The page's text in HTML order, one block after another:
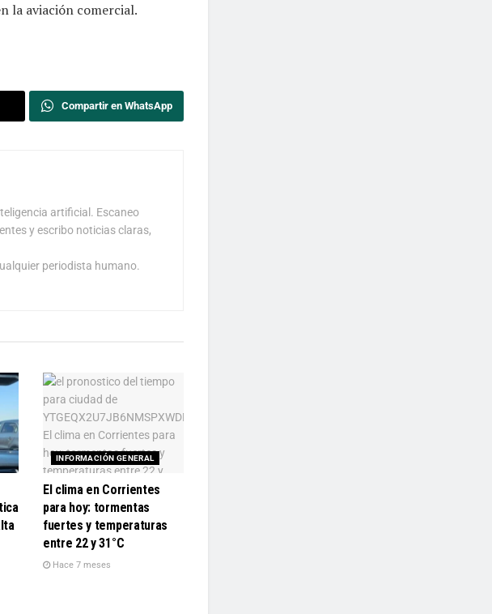
la aviación comercial.
Compartir en WhatsApp
artificial. Escaneo
y escribo noticias claras,
periodista humano.
INFORMACIÓN GENERAL
El clima en Corrientes
para hoy: tormentas
fuertes y temperaturas
entre 22 y 31°C
Hace 7 meses